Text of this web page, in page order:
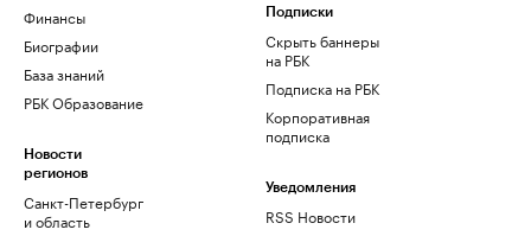
Финансы
Биографии
База знаний
РБК Образование
Новости
регионов
Санкт-Петербург
и область
Подписки
Скрыть баннеры
на РБК
Подписка на РБК
Корпоративная
подписка
Уведомления
RSS Новости